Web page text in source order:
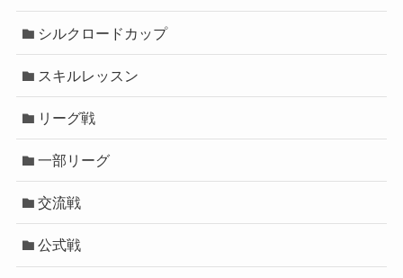
シルクロードカップ
スキルレッスン
リーグ戦
一部リーグ
交流戦
公式戦